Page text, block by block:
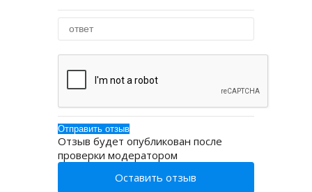
Отзыв будет опубликован после
проверки модератором
Оставить отзыв